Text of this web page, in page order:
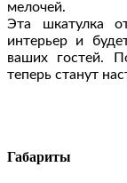
мелочей.
Эта шкатулка
интерьер и
ваших гостей.
теперь станут
Габариты